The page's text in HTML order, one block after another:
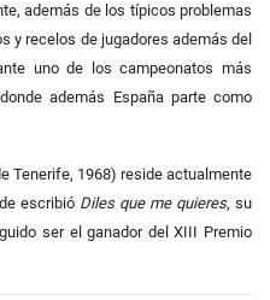
además de los típicos problemas
y recelos de jugadores además del
uno de los campeonatos más
además España parte como
Tenerife, 1968) reside actualmente
escribió Diles que me quieres, su
ser el ganador del XIII Premio